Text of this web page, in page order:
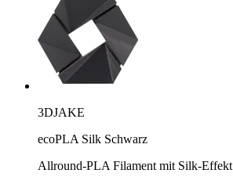
3DJAKE
ecoPLA Silk Schwarz
Allround-PLA Filament mit Silk-Effekt